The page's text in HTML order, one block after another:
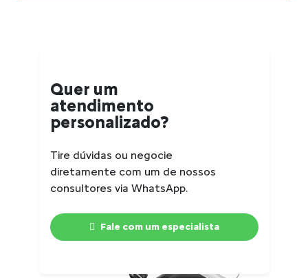
Quer um
atendimento
personalizado?
Tire dúvidas ou negocie
diretamente com um de nossos
consultores via WhatsApp.
Fale com um especialista